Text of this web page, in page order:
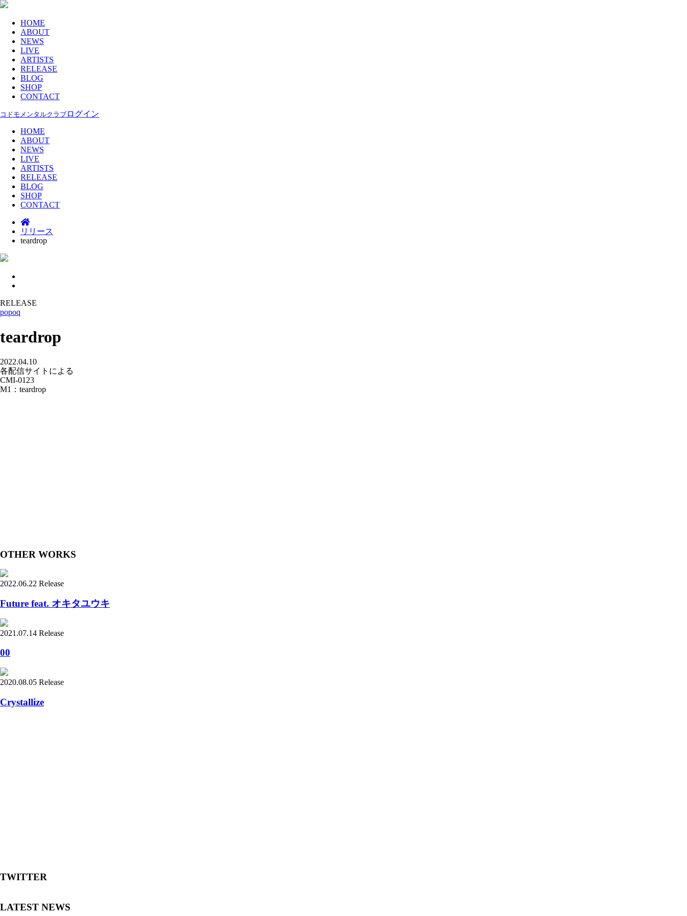
HOME
ABOUT
NEWS
LIVE
ARTISTS
RELEASE
BLOG
SHOP
CONTACT
コドモメンタルクラブ ログイン
HOME
ABOUT
NEWS
LIVE
ARTISTS
RELEASE
BLOG
SHOP
CONTACT
リリース
teardrop
RELEASE
popoq
teardrop
2022.04.10
各配信サイトによる
CMI-0123
M1：teardrop
OTHER WORKS
2022.06.22 Release
Future feat. オキタユウキ
2021.07.14 Release
00
2020.08.05 Release
Crystallize
TWITTER
LATEST NEWS